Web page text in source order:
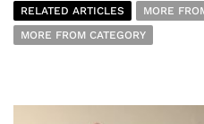
RELATED ARTICLES
MORE
MORE FROM CATEGORY